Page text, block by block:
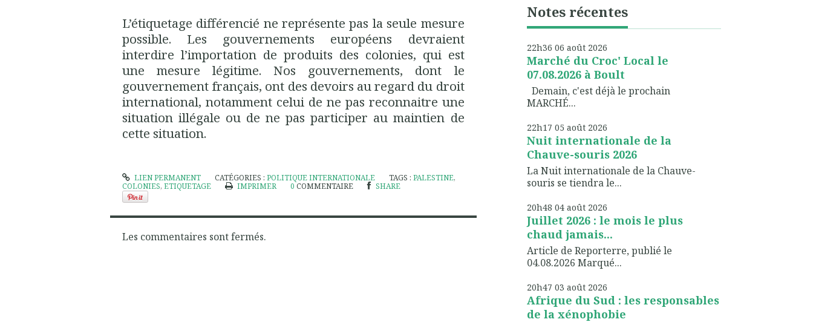
L’étiquetage différencié ne représente pas la seule mesure
possible. Les gouvernements européens devraient
interdire l’importation de produits des colonies, qui est
une mesure légitime. Nos gouvernements, dont le
gouvernement français, ont des devoirs au regard du droit
international, notamment celui de ne pas reconnaitre une
situation illégale ou de ne pas participer au maintien de
cette situation.
LIEN PERMANENT CATÉGORIES :POLITIQUE INTERNATIONALE TAGS :PALESTINE,
COLONIES, ETIQUETAGE IMPRIMER 0 COMMENTAIRE SHARE
Les commentaires sont fermés.
Notes récentes
22h36 06 août 2026
Marché du Croc' Local le
07.08.2026 à Boult
Demain, c'est déjà le prochain
MARCHÉ...
22h17 05 août 2026
Nuit internationale de la
Chauve-souris 2026
La Nuit internationale de la Chauve-
souris se tiendra le...
20h48 04 août 2026
Juillet 2026 : le mois le plus
chaud jamais...
Article de Reporterre, publié le
04.08.2026 Marqué...
20h47 03 août 2026
Afrique du Sud : les responsables
de la xénophobie